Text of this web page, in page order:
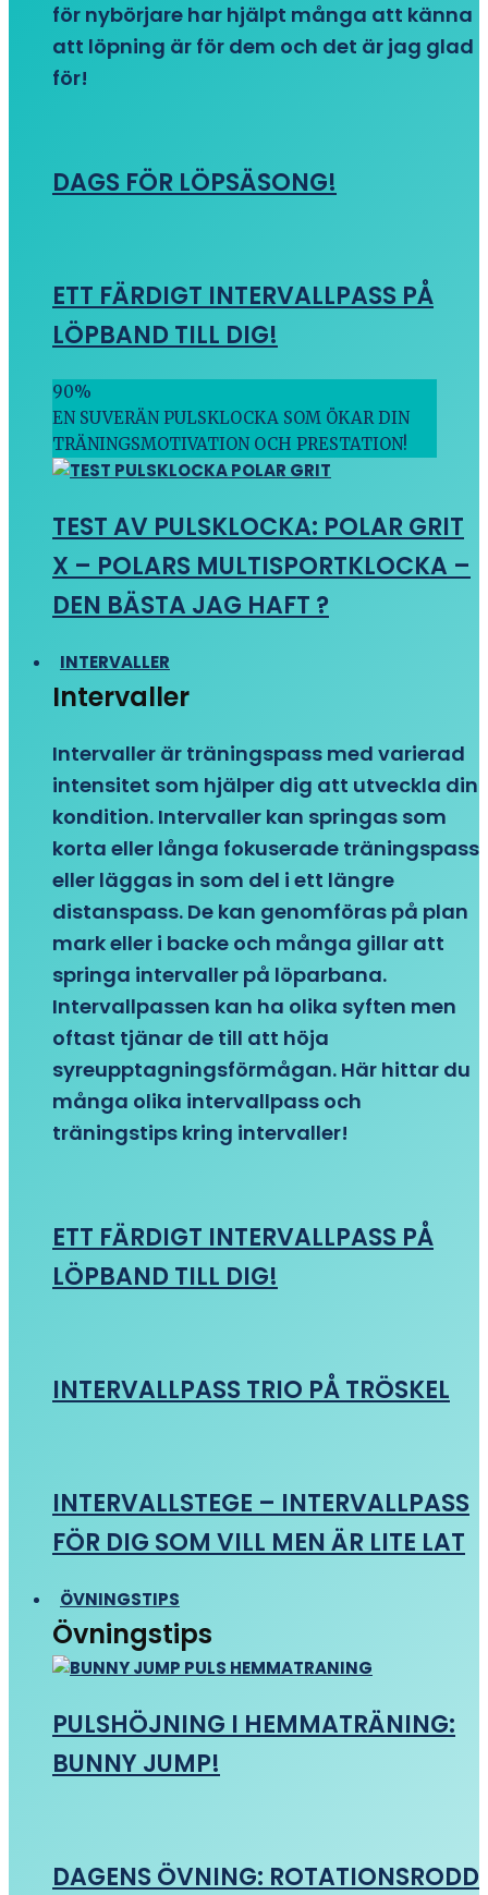
för nybörjare har hjälpt många att känna
att löpning är för dem och det är jag glad
för!
DAGS FÖR LÖPSÄSONG!
ETT FÄRDIGT INTERVALLPASS PÅ
LÖPBAND TILL DIG!
90%
EN SUVERÄN PULSKLOCKA SOM ÖKAR DIN
TRÄNINGSMOTIVATION OCH PRESTATION!
TEST AV PULSKLOCKA: POLAR GRIT
X – POLARS MULTISPORTKLOCKA –
DEN BÄSTA JAG HAFT ?
INTERVALLER
Intervaller
Intervaller är träningspass med varierad
intensitet som hjälper dig att utveckla din
kondition. Intervaller kan springas som
korta eller långa fokuserade träningspass
eller läggas in som del i ett längre
distanspass. De kan genomföras på plan
mark eller i backe och många gillar att
springa intervaller på löparbana.
Intervallpassen kan ha olika syften men
oftast tjänar de till att höja
syreupptagningsförmågan. Här hittar du
många olika intervallpass och
träningstips kring intervaller!
ETT FÄRDIGT INTERVALLPASS PÅ
LÖPBAND TILL DIG!
INTERVALLPASS TRIO PÅ TRÖSKEL
INTERVALLSTEGE – INTERVALLPASS
FÖR DIG SOM VILL MEN ÄR LITE LAT
ÖVNINGSTIPS
Övningstips
PULSHÖJNING I HEMMATRÄNING:
BUNNY JUMP!
DAGENS ÖVNING: ROTATIONSRODD